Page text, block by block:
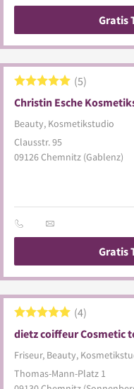
Gratis
Christin Esche
Beauty, Kosmetikstudio
5
Clausstr. 95
09126Chemnitz (Gablenz)
Gratis
dietz coiffeur Cosmetic
Friseur, Beauty,
4
Thomas-Mann-Platz 1